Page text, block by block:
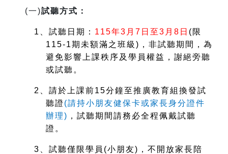
(一)試聽方式：
1 、試聽日期： 115年3月7日至3月8日 ( 限
115-1期未額滿之班級)，非試聽期間，為
避免影響上課秩序及學員權益，謝絕旁聽
或試聽。
2
、請於上課前15分鐘至推廣教育組換發試
聽證 (請持小朋友健保卡或家長身分證件
辦理) ，試聽期間請務必全程佩戴試聽
證。
3
、試聽僅限學員(小朋友)，不開放家長陪